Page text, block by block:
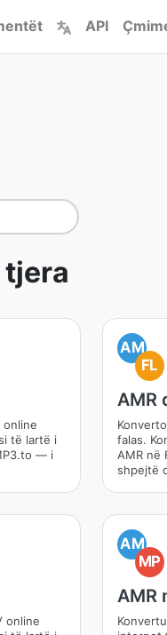
API
tjera
online
të lartë i
— i
AM
FL
AMR
falas.
AMR në
shpejtë
online
AM
MP
AMR